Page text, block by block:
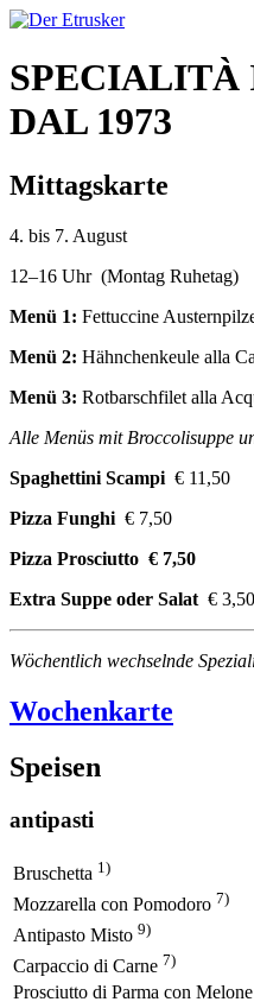
SPECIALITÀ
DAL 1973
Mittagskarte
4. bis 7. August
12–16 Uhr (Montag Ruhetag)
Menü 1: Fettuccine
Menü 2: Hähnchenkeule alla
Menü 3: Rotbarschfilet alla
Alle Menüs mit Broccolisuppe
Spaghettini Scampi € 11,50
Pizza Funghi € 7,50
Pizza Prosciutto € 7,50
Extra Suppe oder Salat € 3,50
Wöchentlich wechselnde
Wochenkarte
Speisen
antipasti
Bruschetta 1)
Mozzarella con Pomodoro 7)
Antipasto Misto 9)
Carpaccio di Carne 7)
Prosciutto di Parma con Melone